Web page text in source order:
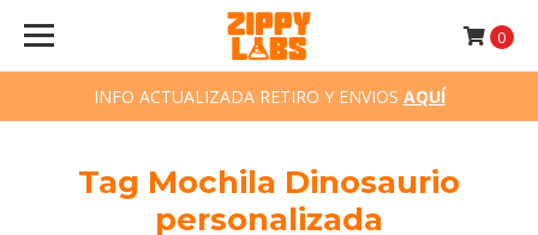
INFO ACTUALIZADA RETIRO Y ENVIOS AQUÍ
0
Tag Mochila Dinosaurio
personalizada